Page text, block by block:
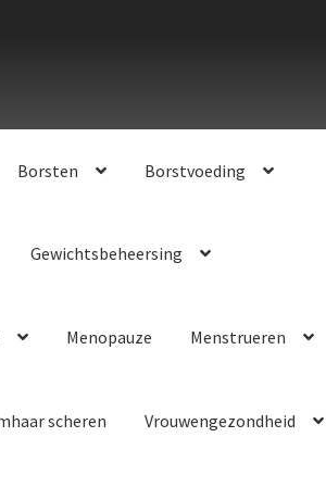
Borsten Borstvoeding
Gewichtsbeheersing
Menopauze Menstrueren
scheren Vrouwengezondheid